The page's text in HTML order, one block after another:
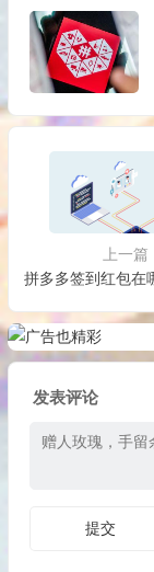
上一篇
发表评论